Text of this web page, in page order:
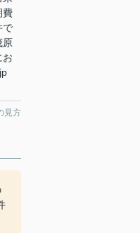
費
で
原
お
見方